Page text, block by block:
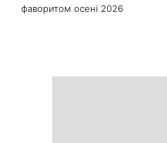
фаворитом осені 2026